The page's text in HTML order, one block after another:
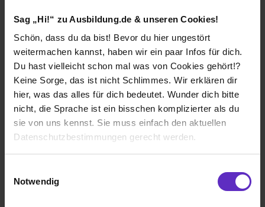
Sag „Hi!“ zu Ausbildung.de & unseren Cookies!
Schön, dass du da bist! Bevor du hier ungestört
weitermachen kannst, haben wir ein paar Infos für dich.
Du hast vielleicht schon mal was von Cookies gehört!?
Keine Sorge, das ist nicht Schlimmes. Wir erklären dir
hier, was das alles für dich bedeutet. Wunder dich bitte
nicht, die Sprache ist ein bisschen komplizierter als du
sie von uns kennst. Sie muss einfach den aktuellen
Datenschutzbestimmungen gerecht werden.
Notwendig
Als Azubi lerne ich viele verschiedene Dinge im
Unternehmen kennen. Mir wird sehr viel beigebracht
was ich im späteren Verlauf praktisch anwenden darf.
Ich habe sehr viel Verantwortung in kurzer Zeit
Wie gefällt dir dein Ausbildungsberuf?
Mit gefällt in meiner Ausbildung das Arbeitsklima und
die Atmosphäre mit der die Kollegen miteinander
umgehen jeder wird gleich behandelt. Die Ausbildung
ist sehr interessant